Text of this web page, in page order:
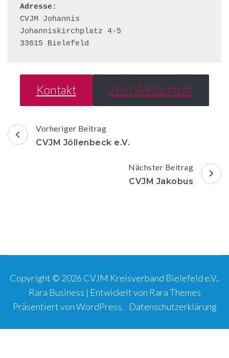
CVJM Johannis
Johanniskirchplatz 4-5
33615 Bielefeld
Kontakt Zum Webauftritt
Beitragsnavigation
Vorheriger Beitrag
CVJM Jöllenbeck e.V.
Nächster Beitrag
CVJM Jakobus
Copyright © 2026 CVJM Kreisverband Bielefeld e.V..
Rara Business | Entwickelt von Rara Themes
Präsentiert vonWordPress. Datenschutzerklärung